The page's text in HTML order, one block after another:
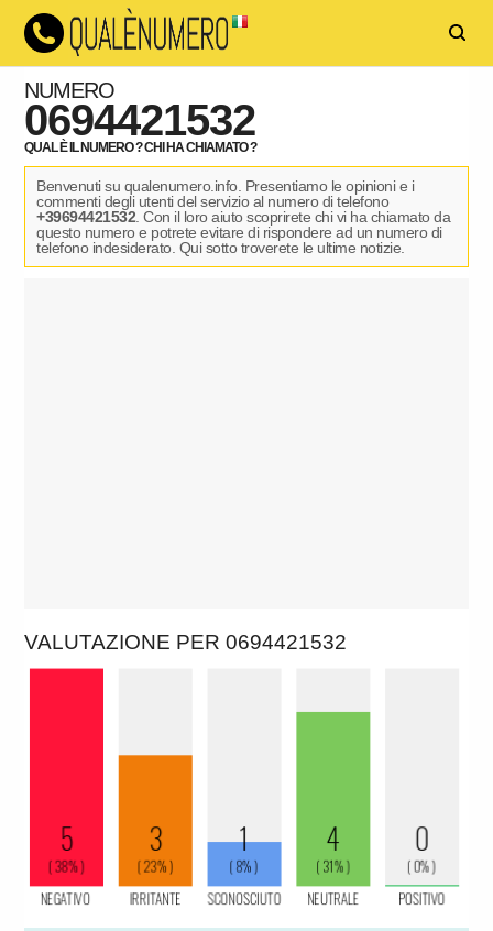
NUMERO
0694421532
QUAL È IL NUMERO ? CHI HA CHIAMATO ?
Benvenuti su qualenumero.info. Presentiamo le opinioni e i
commenti degli utenti del servizio al numero di telefono
+39694421532 . Con il loro aiuto scoprirete chi vi ha chiamato da
questo numero e potrete evitare di rispondere ad un numero di
telefono indesiderato. Qui sotto troverete le ultime notizie.
VALUTAZIONE PER 0694421532